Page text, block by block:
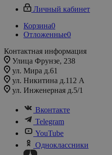
Личный кабинет
Корзина0
Отложенные0
Контактная информация
Улица Фрунзе, 238​
ул. Мира д.61
ул. Никитина д.112 А
ул. Инженерная д.5/1
Вконтакте
Telegram
YouTube
Одноклассники